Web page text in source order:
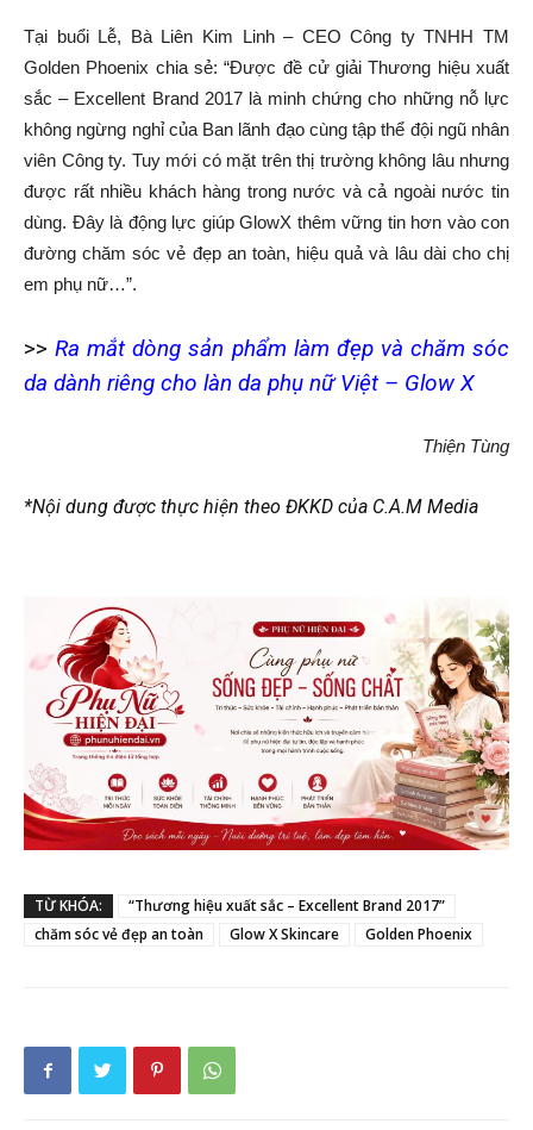
Tại buổi Lễ, Bà Liên Kim Linh – CEO Công ty TNHH TM
Golden Phoenix chia sẻ: “Được đề cử giải Thương hiệu xuất
sắc – Excellent Brand 2017 là minh chứng cho những nỗ lực
không ngừng nghỉ của Ban lãnh đạo cùng tập thể đội ngũ nhân
viên Công ty. Tuy mới có mặt trên thị trường không lâu nhưng
được rất nhiều khách hàng trong nước và cả ngoài nước tin
dùng. Đây là động lực giúp GlowX thêm vững tin hơn vào con
đường chăm sóc vẻ đẹp an toàn, hiệu quả và lâu dài cho chị
em phụ nữ…”.
>>Ra mắt dòng sản phẩm làm đẹp và chăm sóc
da dành riêng cho làn da phụ nữ Việt – Glow X
Thiện Tùng
*Nội dung được thực hiện theo ĐKKD của C.A.M Media
TỪ KHÓA:
“Thương hiệu xuất sắc – Excellent Brand 2017”
chăm sóc vẻ đẹp an toàn
Glow X Skincare Golden Phoenix